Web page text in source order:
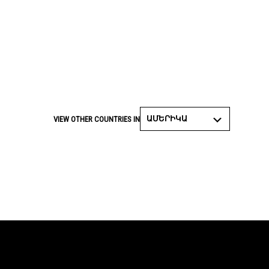
VIEW OTHER COUNTRIES IN ԱՄԵՐԻԿԱ